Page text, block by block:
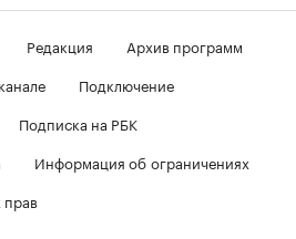
Редакция
Архив программ
Подключение
Подписка на РБК
Информация об ограничениях